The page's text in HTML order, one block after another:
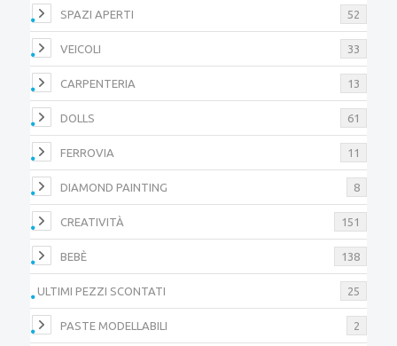
SPAZI APERTI 52
VEICOLI 33
CARPENTERIA 13
DOLLS 61
FERROVIA 11
DIAMOND PAINTING 8
CREATIVITÀ 151
BEBÈ 138
ULTIMI PEZZI SCONTATI 25
PASTE MODELLABILI 2